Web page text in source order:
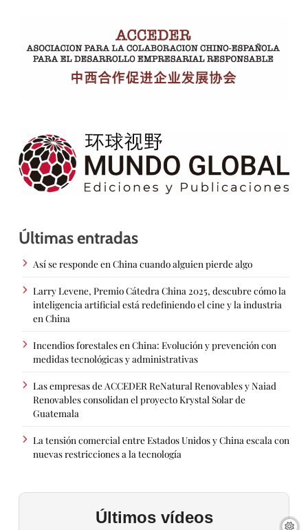
Últimas entradas
Así se responde en China cuando alguien pierde algo
Larry Levene, Premio Cátedra China 2025, descubre cómo la
inteligencia artificial está redefiniendo el cine y la industria
en China
Incendios forestales en China: Evolución y prevención con
medidas tecnológicas y administrativas
Las empresas de ACCEDER ReNatural Renovables y Naiad
Renovables consolidan el proyecto Krystal Solar de
Guatemala
La tensión comercial entre Estados Unidos y China escala con
nuevas restricciones a la tecnología
Últimos vídeos